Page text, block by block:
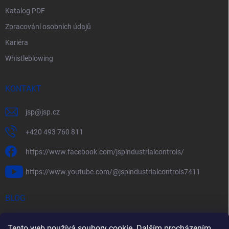
Katalog PDF
Zpracování osobních údajů
Kariéra
Whistleblowing
KONTAKT
jsp@jsp.cz
+420 493 760 811
https://www.facebook.com/jspindustrialcontrols/
https://www.youtube.com/@jspindustrialcontrols7411
BLOG